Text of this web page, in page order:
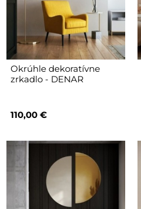
Okrúhle dekoratívne
zrkadlo - DENAR
110,00 €